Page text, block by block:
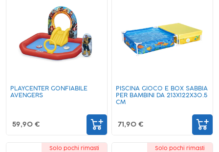
PLAYCENTER GONFIABILE
AVENGERS
59,90 €
PISCINA GIOCO E BOX SABBIA
PER BAMBINI DA 213X122X30.5
CM
71,90 €
Solo pochi rimasti Solo pochi rimasti